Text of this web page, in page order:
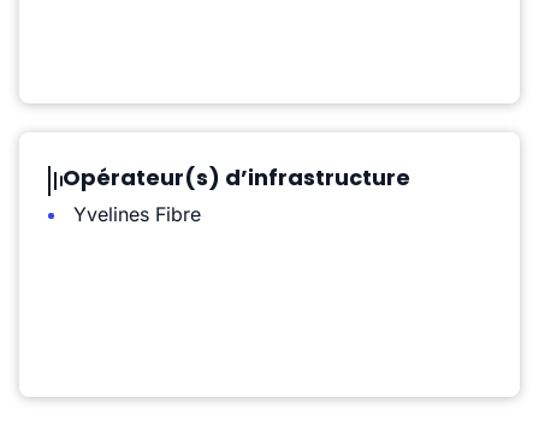
Opérateur(s) d’infrastructure
Yvelines Fibre